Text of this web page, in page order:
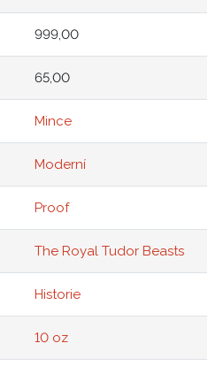
999,00
65,00
Mince
Moderní
Proof
The Royal Tudor Beasts
Historie
10 oz